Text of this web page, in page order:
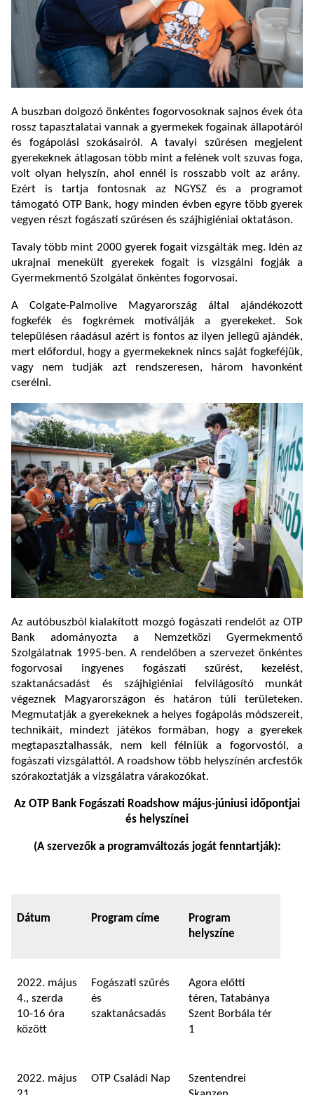
A buszban dolgozó önkéntes fogorvosoknak sajnos évek óta
rossz tapasztalatai vannak a gyermekek fogainak állapotáról
és fogápolási szokásairól. A tavalyi szűrésen megjelent
gyerekeknek átlagosan több mint a felének volt szuvas foga,
volt olyan helyszín, ahol ennél is rosszabb volt az arány.
Ezért is tartja fontosnak az NGYSZ és a programot
támogató OTP Bank, hogy minden évben egyre több gyerek
vegyen részt fogászati szűrésen és szájhigiéniai oktatáson.
Tavaly több mint 2000 gyerek fogait vizsgálták meg. Idén az
ukrajnai menekült gyerekek fogait is vizsgálni fogják a
Gyermekmentő Szolgálat önkéntes fogorvosai.
A Colgate-Palmolive Magyarország által ajándékozott
fogkefék és fogkrémek motiválják a gyerekeket. Sok
településen ráadásul azért is fontos az ilyen jellegű ajándék,
mert előfordul, hogy a gyermekeknek nincs saját fogkeféjük,
vagy nem tudják azt rendszeresen, három havonként
cserélni.
Az autóbuszból kialakított mozgó fogászati rendelőt az OTP
Bank adományozta a Nemzetközi Gyermekmentő
Szolgálatnak 1995-ben. A rendelőben a szervezet önkéntes
fogorvosai ingyenes fogászati szűrést, kezelést,
szaktanácsadást és szájhigiéniai felvilágosító munkát
végeznek Magyarországon és határon túli területeken.
Megmutatják a gyerekeknek a helyes fogápolás módszereit,
technikáit, mindezt játékos formában, hogy a gyerekek
megtapasztalhassák, nem kell félniük a fogorvostól, a
fogászati vizsgálattól. A roadshow több helyszínén arcfestők
szórakoztatják a vizsgálatra várakozókat.
Az OTP Bank Fogászati Roadshow május-júniusi időpontjai
és helyszínei
(A szervezők a programváltozás jogát fenntartják):
Dátum Program címe
Program
helyszíne
2022. május
4., szerda
10-16 óra
között
Fogászati szűrés
és
szaktanácsadás
Agora előtti
téren, Tatabánya
Szent Borbála tér
1
2022. május
OTP Családi Nap
Szentendrei